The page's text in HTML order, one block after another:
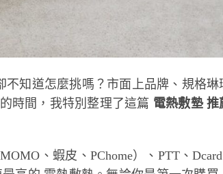
不知道怎麼挑嗎？市面上品牌、規格
時間，我特別整理了這篇 電熱敷墊 推
、蝦皮、PChome）、PTT、